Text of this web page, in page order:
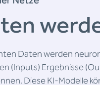
Daten werden
(Inputs) Ergebnisse
Diese KI-Modelle